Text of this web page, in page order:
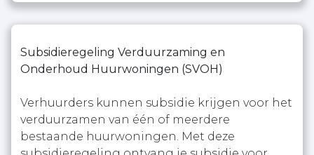
Subsidieregeling Verduurzaming en
Onderhoud Huurwoningen (SVOH)
Verhuurders kunnen subsidie krijgen voor het
verduurzamen van één of meerdere
bestaande huurwoningen. Met deze